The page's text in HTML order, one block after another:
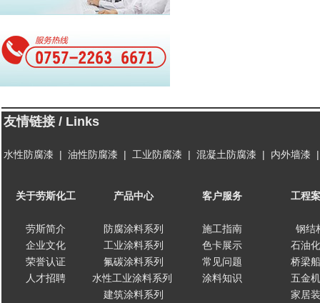
友情链接 / Links
水性防腐漆 | 油性防腐漆 | 工业防腐漆 | 混凝土防腐漆 | 内外墙漆
关于劳斯化工
劳斯简介
企业文化
荣誉认证
人才招聘
产品中心
防腐涂料系列
工业涂料系列
氟碳涂料系列
水性工业涂料系列
建筑涂料系列
客户服务
施工指南
色卡展示
常见问题
涂料知识
工程
钢结
石油
桥梁
五金
家居